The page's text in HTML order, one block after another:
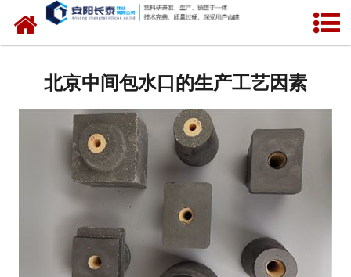
网站首页
中间包水口
定径水口
新闻中心
北京中间包水口的生产工艺因素